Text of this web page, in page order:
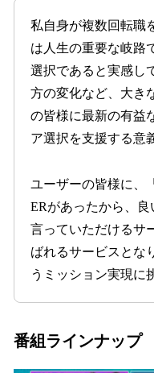
私自身が複数回転職
は人生の重要な岐路
選択であると実感し
方の変化など、大き
の皆様に最新の有益
ア選択を支援する意
ユーザーの皆様に、
ERがあったから、
言っていただけるサ
ばれるサービスとな
うミッション実現に
番組ラインナップ